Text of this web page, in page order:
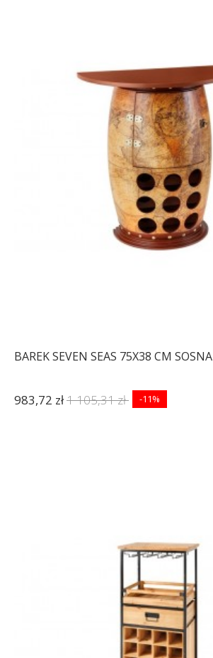
BAREK SEVEN SEAS 75X38 CM SOSNA
983,72 zł1 105,31 zł -11%